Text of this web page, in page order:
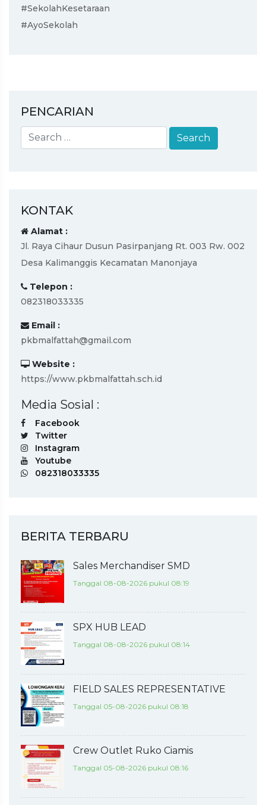
#SekolahKesetaraan
#AyoSekolah
PENCARIAN
KONTAK
Alamat :
Jl. Raya Cihaur Dusun Pasirpanjang Rt. 003 Rw. 002
Desa Kalimanggis Kecamatan Manonjaya
Telepon :
082318033335
Email :
pkbmalfattah@gmail.com
Website :
https://www.pkbmalfattah.sch.id
Media Sosial :
Facebook
Twitter
Instagram
Youtube
082318033335
BERITA TERBARU
Sales Merchandiser SMD
Tanggal 08-08-2026 pukul 08:19
SPX HUB LEAD
Tanggal 08-08-2026 pukul 08:14
FIELD SALES REPRESENTATIVE
Tanggal 05-08-2026 pukul 08:18
Crew Outlet Ruko Ciamis
Tanggal 05-08-2026 pukul 08:16